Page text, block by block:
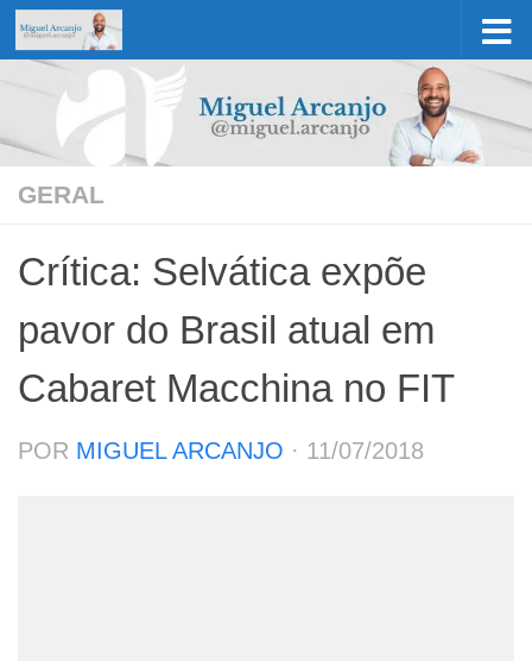
Skip to content
GERAL
Crítica: Selvática expõe
pavor do Brasil atual em
Cabaret Macchina no FIT
POR MIGUEL ARCANJO · 11/07/2018